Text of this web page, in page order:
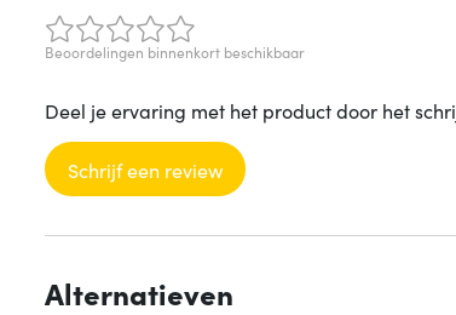
Beoordelingen binnenkort beschikbaar
Deel je ervaring met het product door het
Schrijf een review
Alternatieven